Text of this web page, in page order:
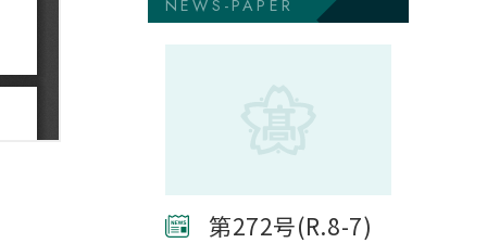
NEWS-PAPER
第272号(R.8-7)